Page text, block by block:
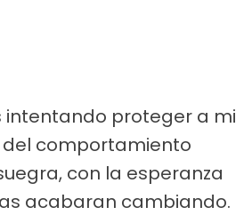
intentando proteger a mi
del comportamiento
con la esperanza
acabaran cambiando.